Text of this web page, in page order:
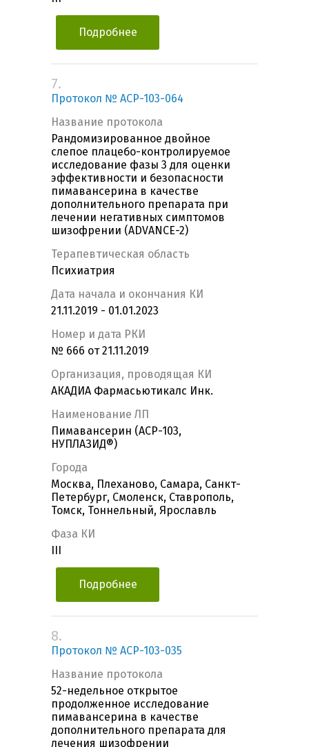
Подробнее
7.
Протокол № ACP-103-064
Название протокола
Рандомизированное двойное
слепое плацебо-контролируемое
исследование фазы 3 для оценки
эффективности и безопасности
пимавансерина в качестве
дополнительного препарата при
лечении негативных симптомов
шизофрении (ADVANCE-2)
Терапевтическая область
Психиатрия
Дата начала и окончания КИ
21.11.2019 - 01.01.2023
Номер и дата РКИ
№ 666 от 21.11.2019
Организация, проводящая КИ
АКАДИА Фармасьютикалс Инк.
Наименование ЛП
Пимавансерин (ACP-103,
НУПЛАЗИД®)
Города
Москва, Плеханово, Самара, Санкт-
Петербург, Смоленск, Ставрополь,
Томск, Тоннельный, Ярославль
Фаза КИ
Подробнее
8.
Протокол № ACP-103-035
Название протокола
52-недельное открытое
продолженное исследование
пимавансерина в качестве
дополнительного препарата для
лечения шизофрении